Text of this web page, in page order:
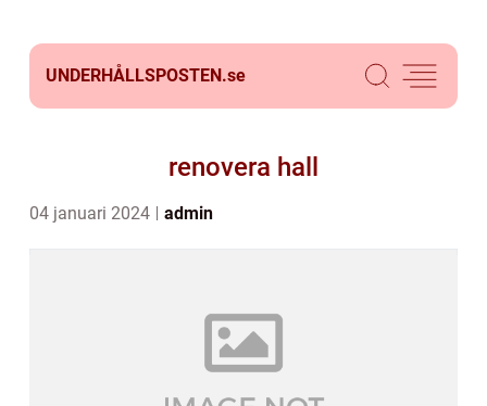
UNDERHÅLLSPOSTEN.se
renovera hall
04 januari 2024 admin